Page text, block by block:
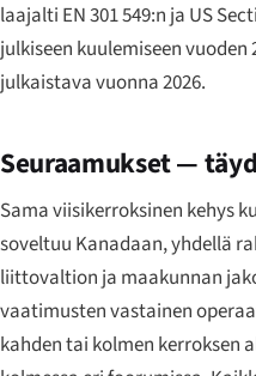
laajalti EN 301 549:n ja US
julkiseen kuulemiseen
julkaistava vuonna 2026.
Seuraamukset —
Sama viisikerroksinen kehys
soveltuu Kanadaan, yhdellä
liittovaltion ja maakunnan
vaatimusten vastainen
kahden tai kolmen kerroksen